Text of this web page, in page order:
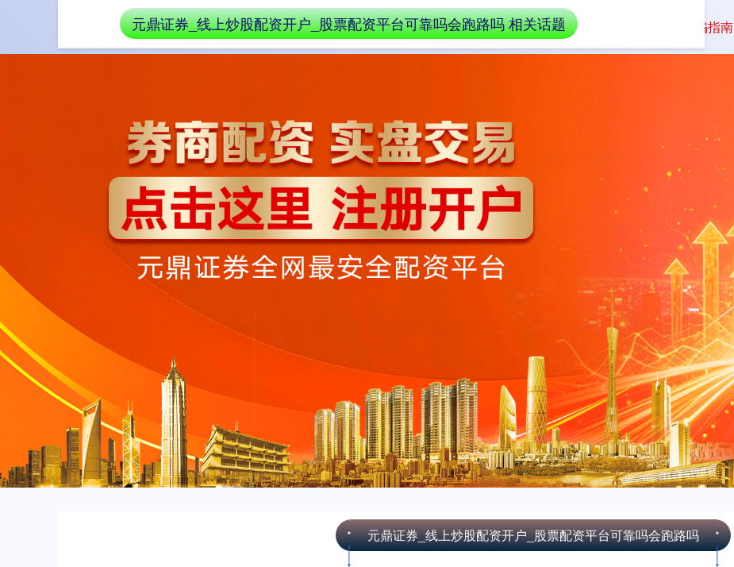
首页 线上炒股配资开户流程 配资平台是否会跑路解析 平台安全识别与防骗指南
元鼎证券_线上炒股配资开户_股票配资平台可靠吗会跑路吗
元鼎证券_线上炒股配资开户_股票配资平台可靠吗会跑路吗 相关话题